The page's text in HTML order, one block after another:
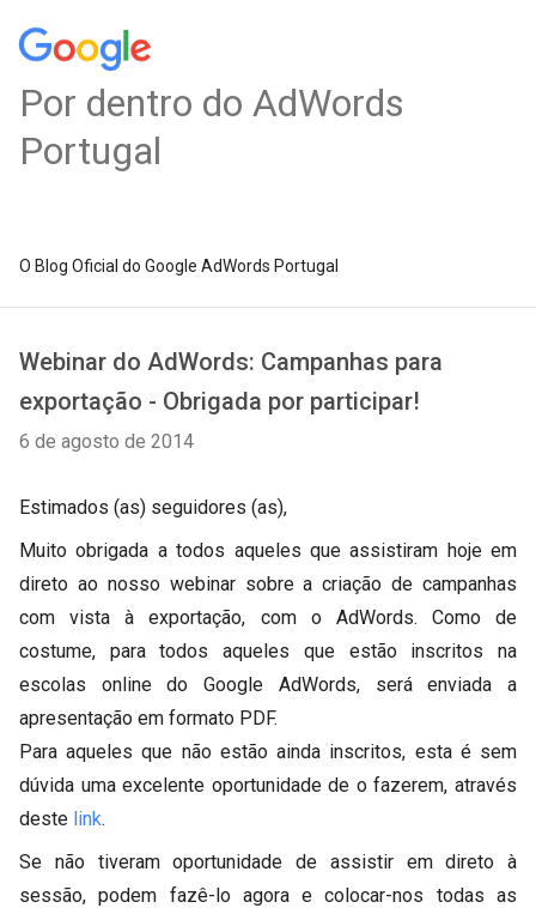
Por dentro do AdWords
Portugal
O Blog Oficial do Google AdWords Portugal
Webinar do AdWords: Campanhas para
exportação - Obrigada por participar!
6 de agosto de 2014
Estimados (as) seguidores (as),
Muito obrigada a todos aqueles que assistiram hoje em
direto ao nosso webinar sobre a criação de campanhas
com vista à exportação, com o AdWords. Como de
costume, para todos aqueles que estão inscritos na
escolas online do Google AdWords, será enviada a
apresentação em formato PDF.
Para aqueles que não estão ainda inscritos, esta é sem
dúvida uma excelente oportunidade de o fazerem, através
deste link.
Se não tiveram oportunidade de assistir em direto à
sessão, podem fazê-lo agora e colocar-nos todas as